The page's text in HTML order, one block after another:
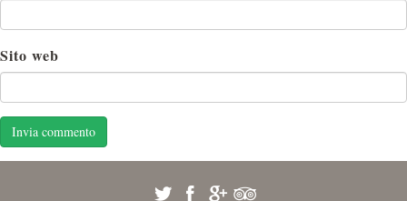
Sito web